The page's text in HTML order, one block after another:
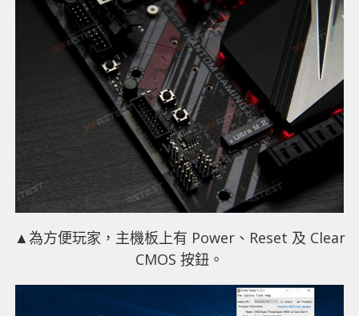
▲為方便玩家，主機板上有 Power、Reset 及 Clear
CMOS 按鈕。